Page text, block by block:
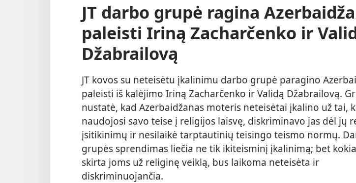
JT darbo grupė ragina
paleisti Iriną Zacharčenko ir
Džabrailovą
JT kovos su neteisėtu įkalinimu darbo grupė paragino
paleisti iš kalėjimo Iriną Zacharčenko ir Validą Džabrailovą.
nustatė, kad Azerbaidžanas moteris neteisėtai įkalino už tai,
naudojosi savo teise į religijos laisvę, diskriminavo jas dėl jų
įsitikinimų ir nesilaikė tarptautinių teisingo teismo normų.
grupės sprendimas liečia ne tik ikiteisminį įkalinimą; bet
skirta joms už religinę veiklą, bus laikoma neteisėta ir
diskriminuojančia.